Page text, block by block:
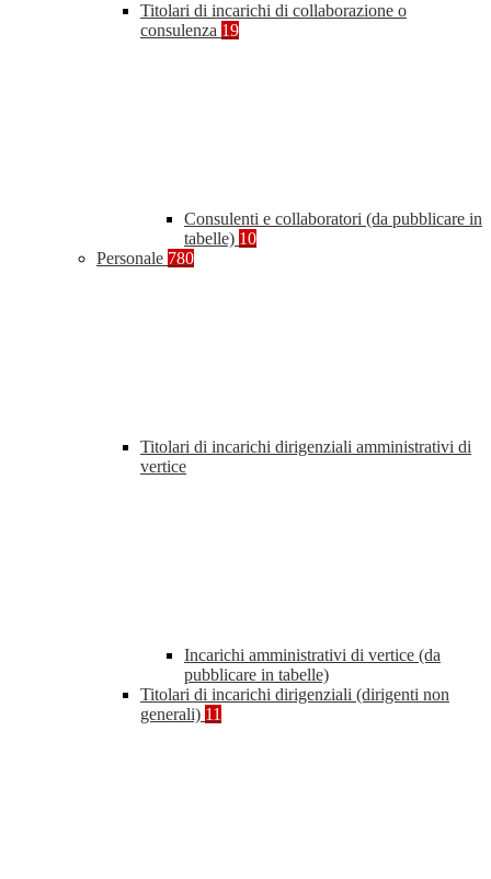
Titolari di incarichi di collaborazione o
consulenza 19
Consulenti e collaboratori (da pubblicare in
tabelle) 10
Personale 780
Titolari di incarichi dirigenziali amministrativi di
vertice
Incarichi amministrativi di vertice (da
pubblicare in tabelle)
Titolari di incarichi dirigenziali (dirigenti non
generali) 11